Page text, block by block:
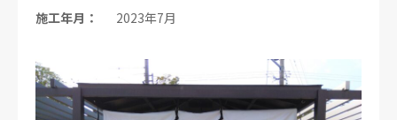
施工年月：
2023年7月